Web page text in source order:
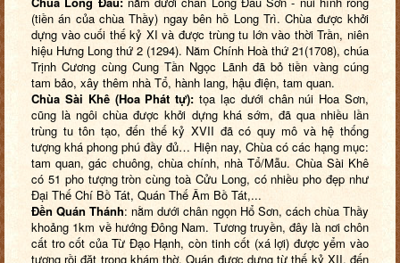
(tiền án của chùa Thầy) ngay bên hồ Long Trì. Chùa được khởi
dựng vào cuối thế kỷ XI và được trùng tu lớn vào thời Trần, niên
hiệu Hưng Long thứ 2 (1294). Năm Chính Hoà thứ 21(1708), chúa
Trịnh Cương cùng Cung Tần Ngọc Lãnh đã bỏ tiền vàng cúng
tam bảo, xây thêm nhà Tổ, hành lang, hậu điện, tam quan.
Chùa Sài Khê (Hoa Phát tự): tọa lạc dưới chân núi Hoa Sơn,
cũng là ngôi chùa được khởi dựng khá sớm, đã qua nhiều lần
trùng tu tôn tạo, đến thế kỷ XVII đã có quy mô và hệ thống
tượng khá phong phú đầy đủ… Hiện nay, Chùa có các hạng mục:
tam quan, gác chuông, chùa chính, nhà Tổ/Mẫu. Chùa Sài Khê
có 51 pho tượng tròn cùng toà Cửu Long, có nhiều pho đẹp như
Đại Thế Chí Bồ Tát, Quán Thế Âm Bồ Tát,...
Đền Quán Thánh: nằm dưới chân ngọn Hổ Sơn, cách chùa Thầy
khoảng 1km về hướng Đông Nam. Tương truyền, đây là nơi chôn
cất tro cốt của Từ Đạo Hạnh, còn tinh cốt (xá lợi) được yểm vào
tượng rồi đặt trong khám thờ. Quán được dựng từ thế kỷ XII, đến